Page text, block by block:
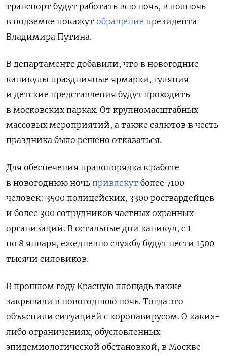
транспорт будут работать всю ночь, в полночь
в подземке покажут обращение президента
Владимира Путина.
В департаменте добавили, что в новогодние
каникулы праздничные ярмарки, гуляния
и детские представления будут проходить
в московских парках. От крупномасштабных
массовых мероприятий, а также салютов в честь
праздника было решено отказаться.
Для обеспечения правопорядка к работе
в новогоднюю ночь привлекут более 7100
человек: 3500 полицейских, 3300 росгвардейцев
и более 300 сотрудников частных охранных
организаций. В остальные дни каникул, с 1
по 8 января, ежедневно службу будут нести 1500
тысячи силовиков.
В прошлом году Красную площадь также
закрывали в новогоднюю ночь. Тогда это
объяснили ситуацией с коронавирусом. О каких-
либо ограничениях, обусловленных
эпидемиологической обстановкой, в Москве